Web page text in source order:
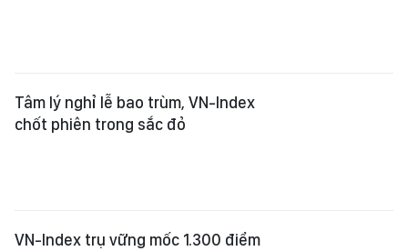
Tâm lý nghỉ lễ bao trùm, VN-Index
chốt phiên trong sắc đỏ
VN-Index trụ vững mốc 1.300 điểm